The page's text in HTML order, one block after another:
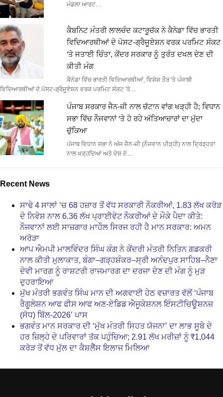
ਮੰਡਲਾ ਆਰਟ…
ਕੈਬਨਿਟ ਮੰਤਰੀ ਲਾਲਚੰਦ ਕਟਾਰੂਚੱਕ ਨੇ ਕੈਨੇਡਾ ਵਿੱਚ ਭਾਰਤੀ
ਵਿਦਿਆਰਥੀਆਂ ਦੇ ਪੋਸਟ-ਗ੍ਰੈਜੂਏਸ਼ਨ ਵਰਕ ਪਰਮਿਟ ਸੰਕਟ
‘ਤੇ ਜਤਾਈ ਚਿੰਤਾ, ਕੇਂਦਰ ਸਰਕਾਰ ਨੂੰ ਤੁਰੰਤ ਦਖਲ ਦੇਣ ਦੀ
ਕੀਤੀ ਮੰਗ
ਕੈਨੇਡਾ ਵਿੱਚ ਭਾਰਤੀ ਵਿਦਿਆਰਥੀਆਂ, ਵਿਸ਼ੇਸ਼ ਤੌਰ 'ਤੇ ਪੰਜਾਬੀ
ਵਿਦਿਆਰਥੀਆਂ ਦੇ ਪੋਸਟ-ਗ੍ਰੈਜੂਏਸ਼ਨ ਵਰਕ ਪਰਮਿਟ ਸੰਕਟ 'ਤੇ…
ਪੰਜਾਬ ਸਰਕਾਰ ਜੈਨ-ਜ਼ੀ ਨਾਲ ਚੱਟਾਨ ਵਾਂਗ ਖੜ੍ਹੀ ਹੈ; ਵਿਧਾਨ
ਸਭਾ ਵਿੱਚ ਨੌਜਵਾਨਾਂ ‘ਤੇ ਹੋ ਰਹੇ ਅੱਤਿਆਚਾਰਾਂ ਦਾ ਮੁੱਦਾ
ਚੁੱਕਿਆ
ਪੰਜਾਬ ਵਿਧਾਨ ਸਭਾ ਨੇ ਅੱਜ ਜੈਨ-ਜ਼ੀ (ਨੌਜਵਾਨ ਪੀੜ੍ਹੀ) ਨਾਲ ਦ੍ਰਿੜ੍ਹਤਾ
ਨਾਲ ਖੜ੍ਹਦਿਆਂ ਅਤੇ ਦੇਸ਼ ਦੇ…
Recent News
ਸਾਢੇ 4 ਸਾਲਾਂ ‘ਚ 68 ਹਜ਼ਾਰ ਤੋਂ ਵੱਧ ਸਰਕਾਰੀ ਨੌਕਰੀਆਂ, 1.83 ਲੱਖ ਕਰੋੜ
ਦੇ ਨਿਵੇਸ਼ ਨਾਲ 6.36 ਲੱਖ ਪ੍ਰਾਈਵੇਟ ਨੌਕਰੀਆਂ ਦੇ ਮੌਕੇ ਪੈਦਾ ਕੀਤੇ:
ਨੌਜਵਾਨਾਂ ਲਈ ਸਾਜ਼ਗਾਰ ਮਾਹੌਲ ਸਿਰਜ ਰਹੀ ਹੈ ਮਾਨ ਸਰਕਾਰ: ਅਮਨ
ਅਰੋੜਾ
ਆਪ ਐਮਪੀ ਮਾਲਵਿੰਦਰ ਸਿੰਘ ਕੰਗ ਨੇ ਕੇਂਦਰੀ ਮੰਤਰੀ ਨਿਤਿਨ ਗਡਕਰੀ
ਨਾਲ ਕੀਤੀ ਮੁਲਾਕਾਤ, ਬੰਗਾ–ਗੜ੍ਹਸ਼ੰਕਰ–ਸ੍ਰੀ ਅਨੰਦਪੁਰ ਸਾਹਿਬ–ਨੈਣਾ
ਦੇਵੀ ਮਾਰਗ ਨੂੰ ਰਾਸ਼ਟਰੀ ਰਾਜਮਾਰਗ ਦਾ ਦਰਜਾ ਦੇਣ ਦੀ ਮੰਗ ਨੂੰ ਮੁੜ
ਦੁਹਰਾਇਆ
ਮੁੱਖ ਮੰਤਰੀ ਭਗਵੰਤ ਸਿੰਘ ਮਾਨ ਦੀ ਅਗਵਾਈ ਹੇਠ ਵਜ਼ਾਰਤ ਵੱਲੋਂ ‘ਪੰਜਾਬ
ਰੈਗੂਲੇਸ਼ਨ ਆਫ ਫੀਸ ਆਫ ਅਣ-ਏਡਿਡ ਐਜੂਕੇਸ਼ਨਲ ਇੰਸਟੀਚਿਊਸ਼ਨਜ਼
(ਸੋਧ) ਬਿੱਲ-2026’ ਪਾਸ
ਭਗਵੰਤ ਮਾਨ ਸਰਕਾਰ ਦੀ ‘ਮੁੱਖ ਮੰਤਰੀ ਸਿਹਤ ਯੋਜਨਾ’ ਦਾ ਲਾਭ ਸੂਬੇ ਦੇ
ਹਰ ਜ਼ਿਲ੍ਹੇ ਦੇ ਪਰਿਵਾਰਾਂ ਤੱਕ ਪਹੁੰਚਿਆ; 2.91 ਲੱਖ ਮਰੀਜ਼ਾਂ ਨੂੰ ₹1,044
ਕਰੋੜ ਤੋਂ ਵੱਧ ਮੁੱਲ ਦਾ ਕੈਸ਼ਲੈੱਸ ਇਲਾਜ ਮਿਲਿਆ